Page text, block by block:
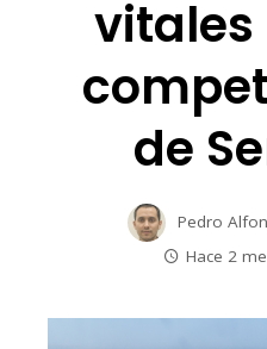
de
Pedro
Hace 2